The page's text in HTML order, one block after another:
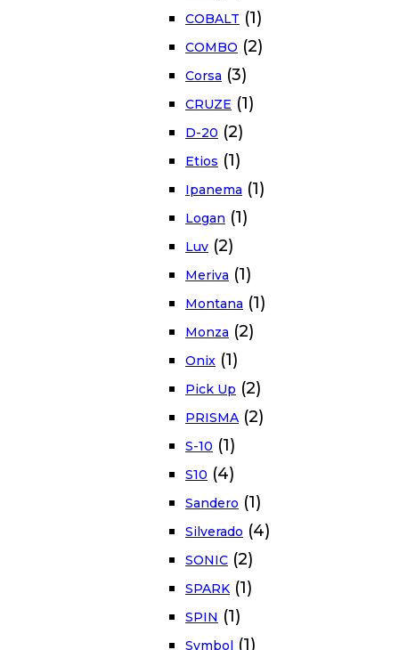
COBALT (1)
COMBO (2)
Corsa (3)
CRUZE (1)
D-20 (2)
Etios (1)
Ipanema (1)
Logan (1)
Luv (2)
Meriva (1)
Montana (1)
Monza (2)
Onix (1)
Pick Up (2)
PRISMA (2)
S-10 (1)
S10 (4)
Sandero (1)
Silverado (4)
SONIC (2)
SPARK (1)
SPIN (1)
Symbol (1)